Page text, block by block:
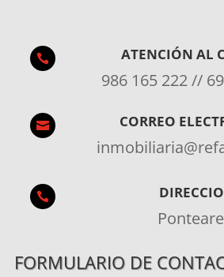
 ATENCIÓN AL
986 165 222 //
 CORREO

FORMULARIO DE